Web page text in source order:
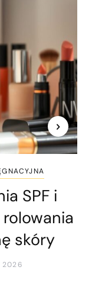
SPF i
skóry
2026